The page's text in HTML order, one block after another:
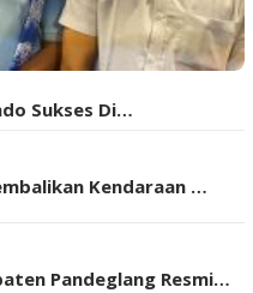
Sukses Di…
Kendaraan …
Pandeglang Resmi…